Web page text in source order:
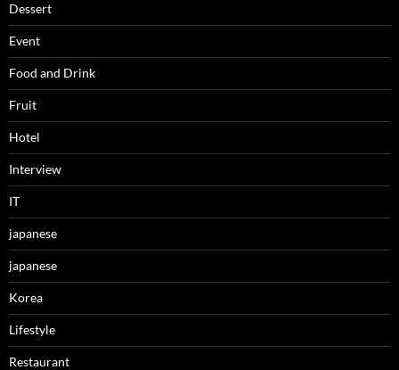
Dessert
Event
Food and Drink
Fruit
Hotel
Interview
IT
japanese
japanese
Korea
Lifestyle
Restaurant